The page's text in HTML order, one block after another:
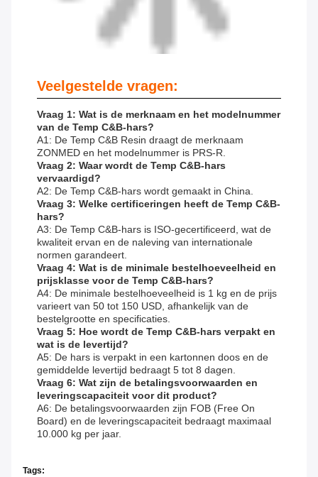
Veelgestelde vragen:
Vraag 1: Wat is de merknaam en het modelnummer
van de Temp C&B-hars?
A1: De Temp C&B Resin draagt ​​de merknaam
ZONMED en het modelnummer is PRS-R.
Vraag 2: Waar wordt de Temp C&B-hars
vervaardigd?
A2: De Temp C&B-hars wordt gemaakt in China.
Vraag 3: Welke certificeringen heeft de Temp C&B-
hars?
A3: De Temp C&B-hars is ISO-gecertificeerd, wat de
kwaliteit ervan en de naleving van internationale
normen garandeert.
Vraag 4: Wat is de minimale bestelhoeveelheid en
prijsklasse voor de Temp C&B-hars?
A4: De minimale bestelhoeveelheid is 1 kg en de prijs
varieert van 50 tot 150 USD, afhankelijk van de
bestelgrootte en specificaties.
Vraag 5: Hoe wordt de Temp C&B-hars verpakt en
wat is de levertijd?
A5: De hars is verpakt in een kartonnen doos en de
gemiddelde levertijd bedraagt ​​5 tot 8 dagen.
Vraag 6: Wat zijn de betalingsvoorwaarden en
leveringscapaciteit voor dit product?
A6: De betalingsvoorwaarden zijn FOB (Free On
Board) en de leveringscapaciteit bedraagt ​​maximaal
10.000 kg per jaar.
Tags: